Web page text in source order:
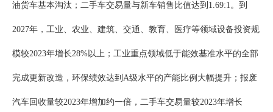
油货车基本淘汰；二手车交易量与新车销售比值达到1.69:1。到
2027年，工业、农业、建筑、交通、教育、医疗等领域设备投资规
模较2023年增长28%以上；工业重点领域低于能效基准水平的全部
完成更新改造，环保绩效达到A级水平的产能比例大幅提升；报废
汽车回收量较2023年增加约一倍，二手车交易量较2023年增长